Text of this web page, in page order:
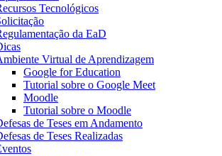
Tecnológicos
da EaD
Virtual de Aprendizagem
Google for Education
Tutorial sobre o Google Meet
Moodle
Tutorial sobre o Moodle
de Teses em Andamento
de Teses Realizadas